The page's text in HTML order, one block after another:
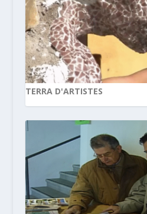
TERRA D'ARTISTES